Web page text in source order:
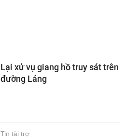
Lại xử vụ giang hồ truy sát trên
đường Láng
Tin tài trợ